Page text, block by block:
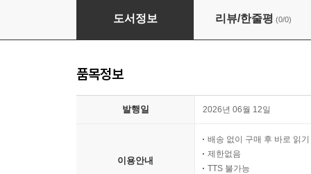
생각이 크는 인문학 30 차이와 차별
도서정보 리뷰/한줄평 (0/0)
품목정보
발행일 2026년 06월 12일
이용안내
배송 없이 구매 후 바로 읽기
제한없음
TTS 불가능